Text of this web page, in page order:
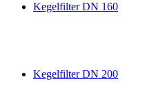
Kegelfilter DN 160
Kegelfilter DN 200